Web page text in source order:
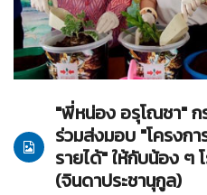
01-05-2568 ทั่วไป
"พี่หน่อง อรุโณชา" ก
ร่วมส่งมอบ "โครงก
รายได้" ให้กับน้อง ๆ
(จินดาประชานุกูล)